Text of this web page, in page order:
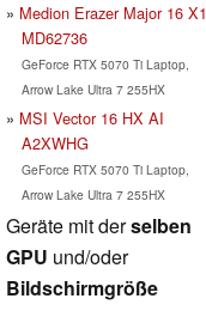
Medion Erazer Major 16 X1
MD62736
GeForce RTX 5070 Ti Laptop,
Arrow Lake Ultra 7 255HX
MSI Vector 16 HX AI
A2XWHG
GeForce RTX 5070 Ti Laptop,
Arrow Lake Ultra 7 255HX
Geräte mit derselben
GPU und/oder
Bildschirmgröße